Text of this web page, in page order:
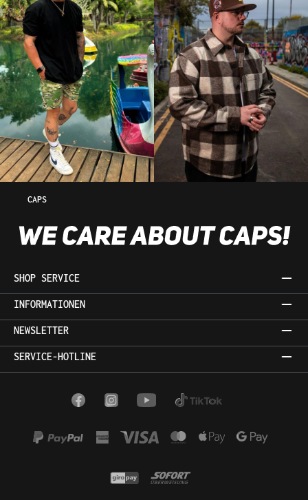
CAPS
SHOP SERVICE
INFORMATIONEN
NEWSLETTER
SERVICE-HOTLINE